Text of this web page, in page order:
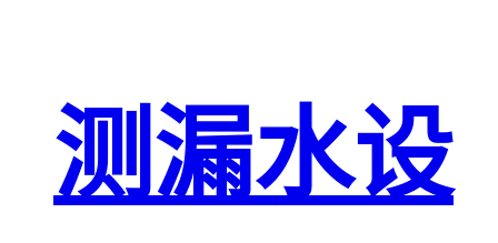
测漏水设